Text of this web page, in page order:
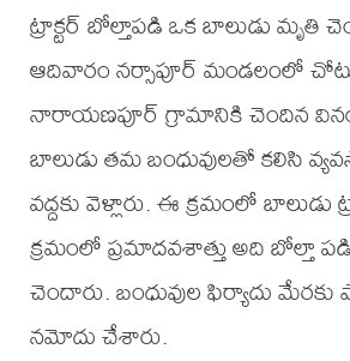
ట్రాక్టర్ బోల్తాపడి ఒక బాలుడు మృతి
ఆదివారం నర్సాపూర్ మండలంలో
నారాయణపూర్ గ్రామానికి చెందిన
బాలుడు తమ బంధువులతో కలిసి
వద్దకు వెళ్లారు. ఈ క్రమంలో బాలుడు
క్రమంలో ప్రమాదవశాత్తు అది బోల్తా
చెందారు. బంధువుల ఫిర్యాదు మేరకు
నమోదు చేశారు.